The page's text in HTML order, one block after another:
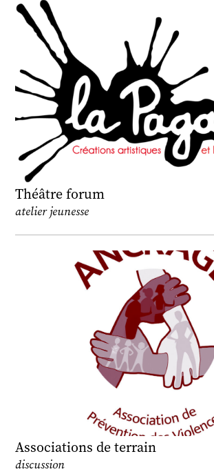
Théâtre forum
atelier jeunesse
Associations de terrain
discussion